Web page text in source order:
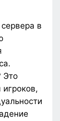
в
Это